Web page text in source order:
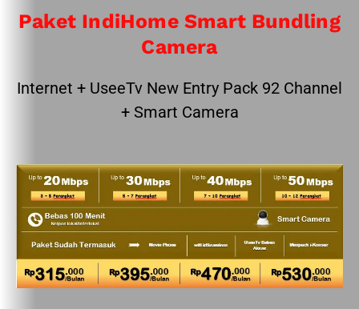
Paket IndiHome Smart Bundling
Camera
Internet + UseeTv New Entry Pack 92 Channel
+ Smart Camera